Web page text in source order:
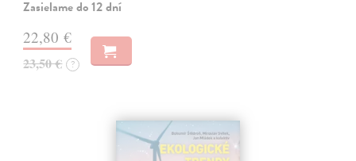
Zasielame do 12 dní
22,80 €
23,50 € ?